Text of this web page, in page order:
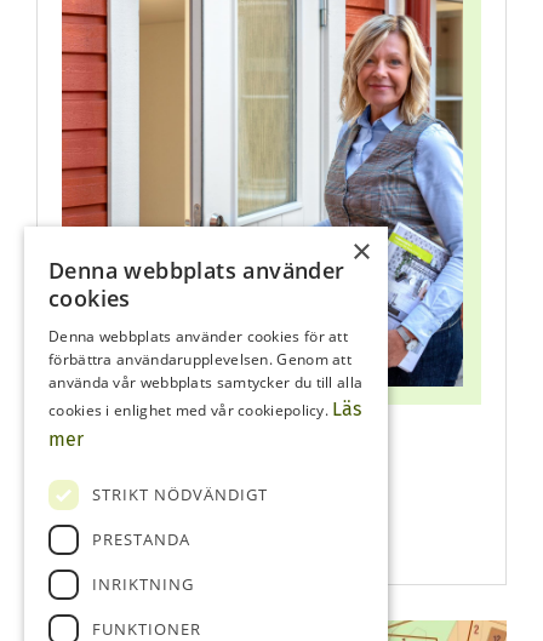
Maria Alexandersson
Fastighetsmäklare
0727-292520
maria@bostadsbutiken.nu
×
Denna webbplats använder
cookies
Denna webbplats använder cookies för att
förbättra användarupplevelsen. Genom att
använda vår webbplats samtycker du till alla
cookies i enlighet med vår cookiepolicy. Läs
mer
STRIKT NÖDVÄNDIGT
PRESTANDA
INRIKTNING
FUNKTIONER